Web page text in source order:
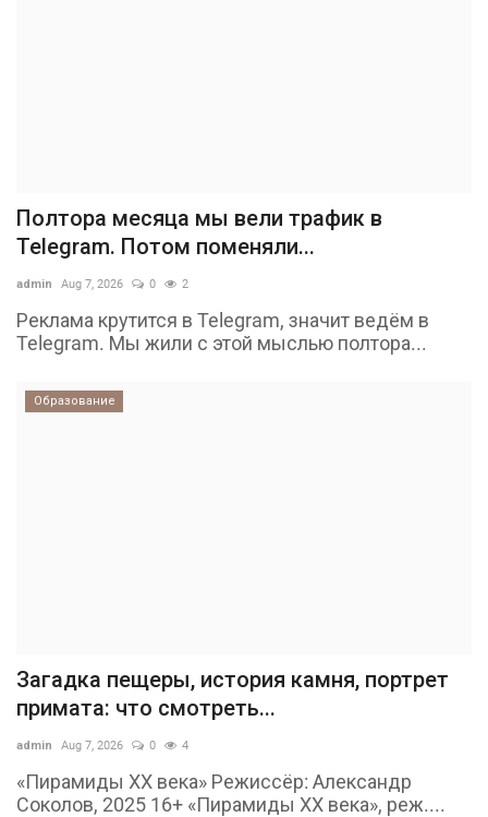
Полтора месяца мы вели трафик в
Telegram. Потом поменяли...
admin Aug 7, 2026 0 2
Реклама крутится в Telegram, значит ведём в
Telegram. Мы жили с этой мыслью полтора...
Образование
Загадка пещеры, история камня, портрет
примата: что смотреть...
admin Aug 7, 2026 0 4
«Пирамиды ХХ века» Режиссёр: Александр
Соколов, 2025 16+ «Пирамиды ХХ века», реж....